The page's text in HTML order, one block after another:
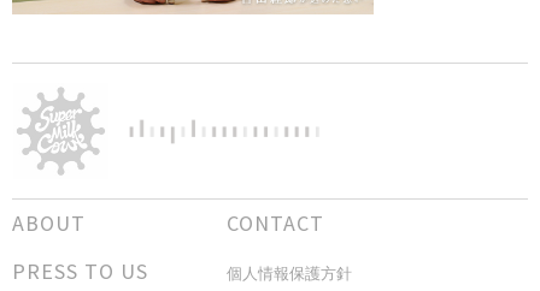
ABOUT
CONTACT
PRESS TO US
個人情報保護方針